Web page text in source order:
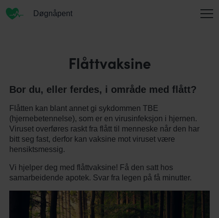
Døgnåpent
OM OSS
KONTAKT
ENGLISH
Flåttvaksine
Bor du, eller ferdes, i område med flått?
Flåtten kan blant annet gi sykdommen TBE
(hjernebetennelse), som er en virusinfeksjon i hjernen.
Viruset overføres raskt fra flått til menneske når den har
bitt seg fast, derfor kan vaksine mot viruset være
hensiktsmessig.
Vi hjelper deg med flåttvaksine! Få den satt hos
samarbeidende apotek. Svar fra legen på få minutter.